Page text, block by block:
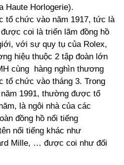
Haute Horlogerie).
tổ chức vào năm 1917, tức là
coi là triển lãm đồng hồ
với sự quy tụ của Rolex,
hiệu thuộc 2 tập đoàn lớn
cùng hàng nghìn thương
tổ chức vào tháng 3. Trong
1991, thường được tổ
là ngôi nhà của các
đồng hồ nổi tiếng
nổi tiếng khác như
Mille, … được coi như đối